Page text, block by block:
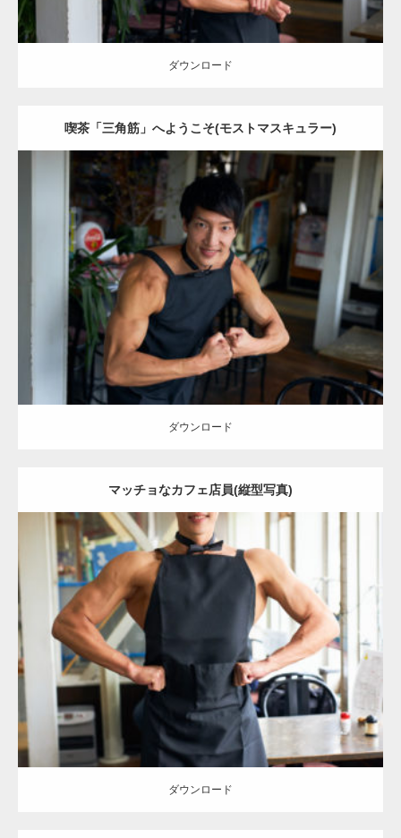
ダウンロード
喫茶「三角筋」へようこそ(モストマスキュラー)
Update:2023.02.11
Category:喫茶店のマッチョ(名古屋) その他 AKIHITO(細マッチョ)
腕二頭筋 肩 名古屋 (愛知)
ダウンロード
ダウンロード
マッチョなカフェ店員(縦型写真)
2023.02.11
Category:喫茶店のマッチョ(名古屋) AKIHITO(細マッチョ)
中
名古屋 (愛知)
ダウンロード
ダウンロード